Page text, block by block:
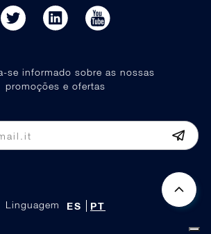
Linguagem ES PT
se informado sobre as nossas
promoções e ofertas